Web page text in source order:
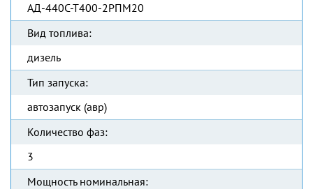
АД-440С-Т400-2РПМ20
Вид топлива:
дизель
Тип запуска:
автозапуск (авр)
Количество фаз:
3
Мощность номинальная: